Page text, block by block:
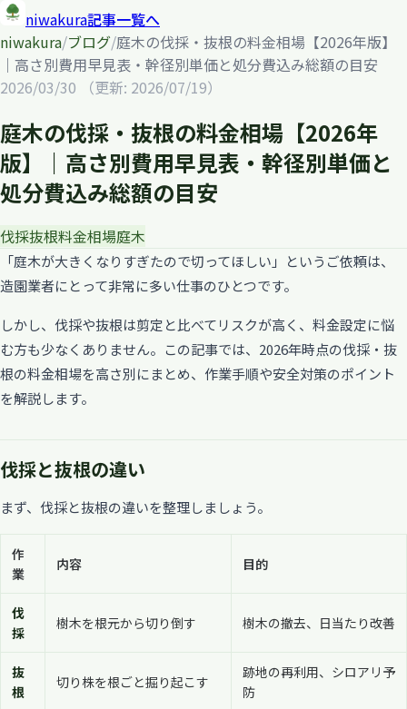
niwakura記事一覧へ
niwakura/ブログ/庭木の伐採・抜根の料金相場【2026年版】
｜高さ別費用早見表・幹径別単価と処分費込み総額の目安
2026/03/30 （更新: 2026/07/19）
庭木の伐採・抜根の料金相場【2026年
版】｜高さ別費用早見表・幹径別単価と
処分費込み総額の目安
伐採抜根料金相場庭木
「庭木が大きくなりすぎたので切ってほしい」というご依頼は、
造園業者にとって非常に多い仕事のひとつです。
しかし、伐採や抜根は剪定と比べてリスクが高く、料金設定に悩
む方も少なくありません。この記事では、2026年時点の伐採・抜
根の料金相場を高さ別にまとめ、作業手順や安全対策のポイント
を解説します。
伐採と抜根の違い
まず、伐採と抜根の違いを整理しましょう。
作
業
内容 目的
伐
採
樹木を根元から切り倒す 樹木の撤去、日当たり改善
抜
根
切り株を根ごと掘り起こす
跡地の再利用、シロアリ予
防